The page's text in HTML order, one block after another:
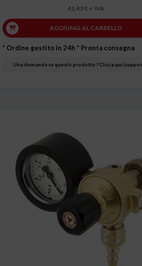
41,43 € + IVA
AGGIUNGI AL CARRELLO
* Ordine gestito in 24h * Pronta consegna
Una domanda su questo prodotto ? Clicca qui